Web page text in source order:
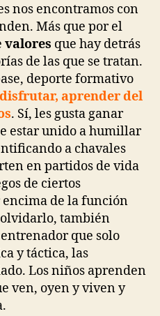
nos encontramos con
Más que por el
valores que hay detrás
de las que se tratan.
deporte formativo
aprender del
. Sí, les gusta ganar
estar unido a humillar
a chavales
en partidos de vida
de ciertos
de la función
también
que solo
y táctica, las
Los niños aprenden
ven, oyen y viven y